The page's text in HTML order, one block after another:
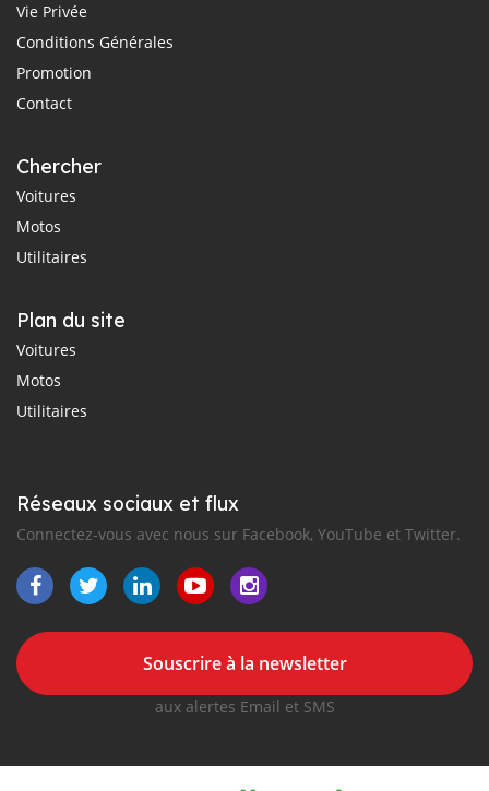
Vie Privée
Conditions Générales
Promotion
Contact
Chercher
Voitures
Motos
Utilitaires
Plan du site
Voitures
Motos
Utilitaires
Réseaux sociaux et flux
Connectez-vous avec nous sur Facebook, YouTube et Twitter.
Souscrire à la newsletter
aux alertes Email et SMS